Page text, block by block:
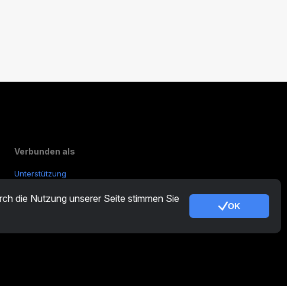
die Nutzung unserer Seite stimmen Sie
OK
Verbunden als
Unterstützung
Sonstige Anfragen:contactus@cryptotabfarm.com